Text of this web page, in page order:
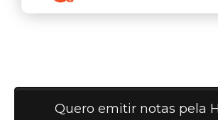
Quero emitir notas pela